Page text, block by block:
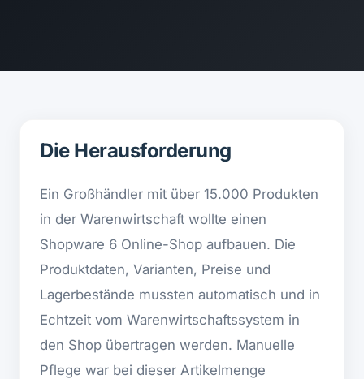
Die Herausforderung
Ein Großhändler mit über 15.000 Produkten
in der Warenwirtschaft wollte einen
Shopware 6 Online-Shop aufbauen. Die
Produktdaten, Varianten, Preise und
Lagerbestände mussten automatisch und in
Echtzeit vom Warenwirtschaftssystem in
den Shop übertragen werden. Manuelle
Pflege war bei dieser Artikelmenge